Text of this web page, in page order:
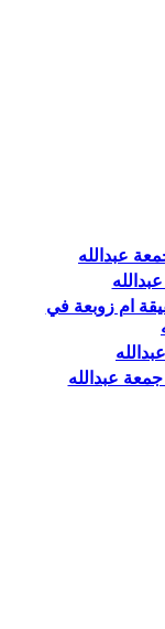
عبدالله
ام زوبعة في